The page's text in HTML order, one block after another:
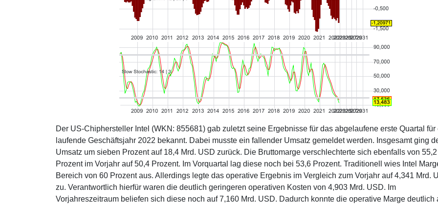
Der US-Chiphersteller Intel (WKN: 855681) gab zuletzt seine Ergebnisse für das abgelaufene erste Quartal für
laufende Geschäftsjahr 2022 bekannt. Dabei musste ein fallender Umsatz gemeldet werden. Insgesamt ging
Umsatz um sieben Prozent auf 18,4 Mrd. USD zurück. Die Bruttomarge verschlechterte sich ebenfalls von 55,2
Prozent im Vorjahr auf 50,4 Prozent. Im Vorquartal lag diese noch bei 53,6 Prozent. Traditionell wies Intel
Bereich von 60 Prozent aus. Allerdings legte das operative Ergebnis im Vergleich zum Vorjahr auf 4,341 Mrd.
zu. Verantwortlich hierfür waren die deutlich geringeren operativen Kosten von 4,903 Mrd. USD. Im
Vorjahreszeitraum beliefen sich diese noch auf 7,160 Mrd. USD. Dadurch konnte die operative Marge deutlich